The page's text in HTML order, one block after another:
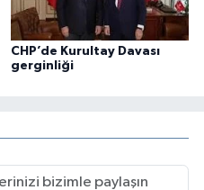
CHP’de Kurultay Davası
gerginliği